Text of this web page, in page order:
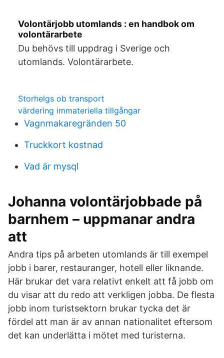
Volontärjobb utomlands : en handbok om
volontärarbete
Du behövs till uppdrag i Sverige och
utomlands. Volontärarbete.
Storhelgs ob transport
värdering immateriella tillgångar
Vagnmakaregränden 50
Truckkort kostnad
Vad är mysql
Johanna volontärjobbade på
barnhem – uppmanar andra
att
Andra tips på arbeten utomlands är till exempel
jobb i barer, restauranger, hotell eller liknande.
Här brukar det vara relativt enkelt att få jobb om
du visar att du redo att verkligen jobba. De flesta
jobb inom turistsektorn brukar tycka det är
fördel att man är av annan nationalitet eftersom
det kan underlätta i mötet med turisterna.